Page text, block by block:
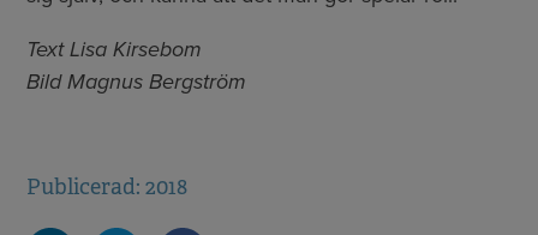
Text Lisa Kirsebom
Bild Magnus Bergström
Publicerad: 2018